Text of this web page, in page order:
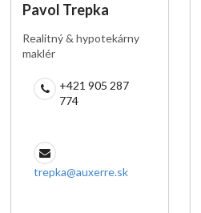
Pavol Trepka
Realitný & hypotekárny
maklér
+421 905 287
774
trepka@auxerre.sk